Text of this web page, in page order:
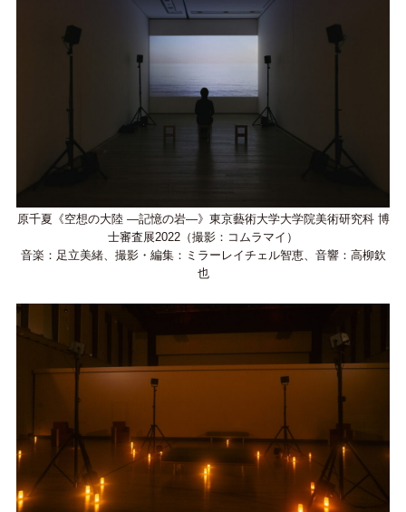
原千夏《空想の大陸 —記憶の岩—》東京藝術大学大学院美術研究科 博
士審査展2022（撮影：コムラマイ）
音楽：足立美緒、撮影・編集：ミラーレイチェル智恵、音響：高柳欽
也